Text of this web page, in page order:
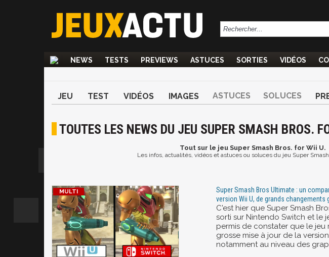
NEWS TESTS PREVIEWS ASTUCES SORTIES VIDÉOS
JEU TEST VIDÉOS IMAGES ASTUCES SOLUCES
TOUTES LES NEWS DU JEU SUPER SMASH BROS.
Tout sur le jeu Super Smash Bros. for Wii U.
Les infos, actualités, vidéos et astuces ou soluces du jeu Super
Super Smash Bros Ultimate : un
version Wii U, de grands changements
C'est hier que Super Smash
sorti sur Nintendo Switch et le
permis de constater que le jeu
grosse mise à jour de la
notamment au niveau des